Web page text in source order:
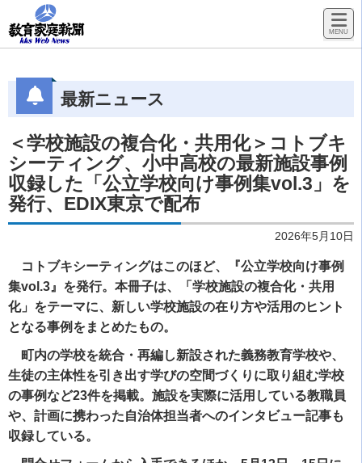
最新ニュース
＜学校施設の複合化・共用化＞コトブキ
シーティング、小中高校の最新施設事例
収録した「公立学校向け事例集vol.3」を
発行、EDIX東京で配布
2026年5月10日
コトブキシーティングはこのほど、『公立学校向け事例
集vol.3』を発行。本冊子は、「学校施設の複合化・共用
化」をテーマに、新しい学校施設の在り方や活用のヒント
となる事例をまとめたもの。
町内の学校を統合・再編し新設された義務教育学校や、
生徒の主体性を引き出す学びの空間づくりに取り組む学校
の事例など23件を掲載。施設を実際に活用している教職員
や、計画に携わった自治体担当者へのインタビュー記事も
収録している。